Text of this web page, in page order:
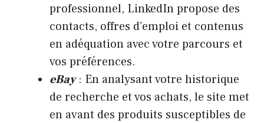
professionnel, LinkedIn propose des
contacts, offres d’emploi et contenus
en adéquation avec votre parcours et
vos préférences.
eBay: En analysant votre historique
de recherche et vos achats, le site met
en avant des produits susceptibles de